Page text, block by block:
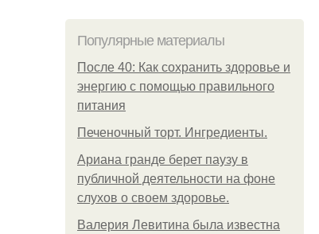
Популярные материалы
После 40: Как сохранить здоровье и
энергию с помощью правильного
питания
Печеночный торт. Ингредиенты.
Ариана гранде берет паузу в
публичной деятельности на фоне
слухов о своем здоровье.
Валерия Левитина была известна